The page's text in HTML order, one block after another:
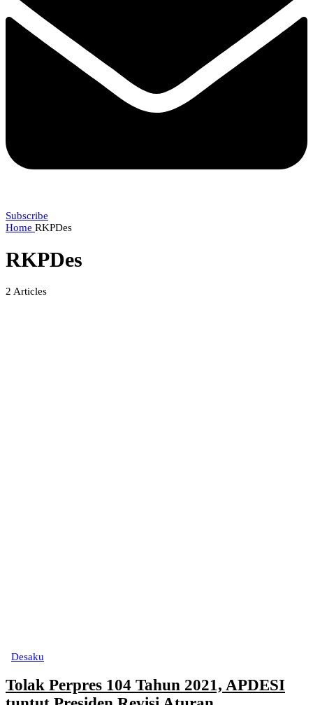
Subscribe
Home RKPDes
RKPDes
2 Articles
Desaku
Tolak Perpres 104 Tahun 2021, APDESI